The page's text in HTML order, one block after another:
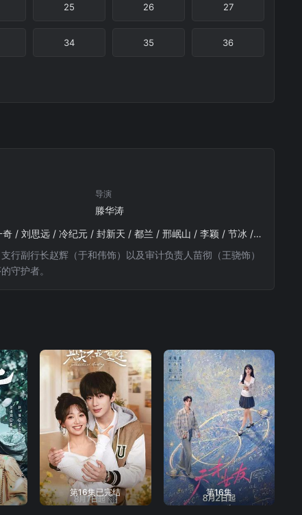
25 26 27
34 35 36
导演
滕华涛
白宇帆 / 于和伟 / 夏梦 / 隆妮 / 王骁 / 冯嘉怡 / 王劲松 / 杨子姗 / 陈瑾 / 涂松岩 / 章申 / 张建亚 / 姚一奇 / 刘思远 / 冷纪元 / 封新天 / 都兰 / 邢岷山 / 李颖 / 节冰 / 李洪涛 / 顾宇峰 / 虞金泽 / 董晴 / 高蓓蓓 / 徐风 / 曲高位 / 韦奕波 / 邓钢 / 张衣 / 彭赛 / 杨雨婷 / 傅震华 / 文静 / 严永瑄 / 许国栋 / 姚卓君
副行长赵辉（于和伟饰）以及审计负责人苗彻（王骁饰）
守护者。
第16集已完结 第16集